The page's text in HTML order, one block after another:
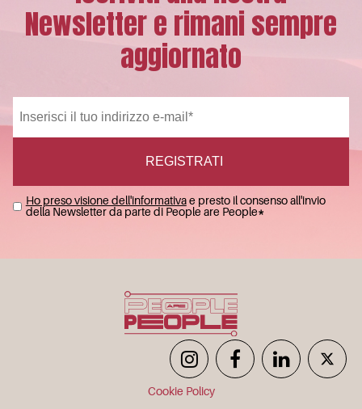
Newsletter e rimani sempre
aggiornato
Ho preso visione dell'informativae presto il consenso all'invio
della Newsletter da parte di People are People*
Cookie Policy